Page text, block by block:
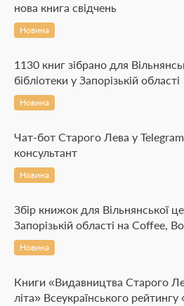
нова книга свідчень
Новина
1130 книг зібрано для
бібліотеки у Запорізькій області
Новина
Чат-бот Старого Лева у
консультант
Новина
Збір книжок для Вільнянської
Запорізькій області на Coffee,
Новина
Книги «Видавництва Старого
літа» Всеукраїнського